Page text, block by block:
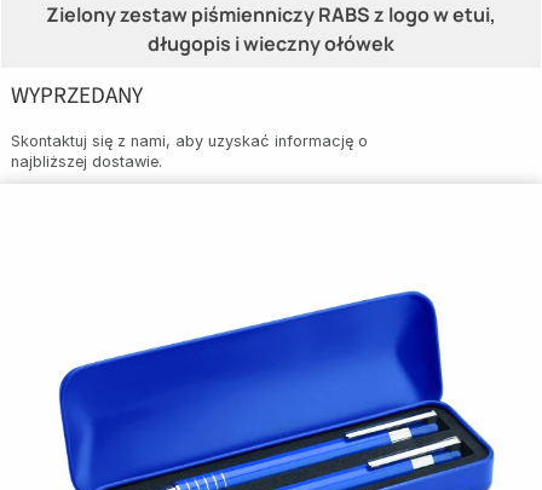
Zielony zestaw piśmienniczy RABS z logo w etui,
długopis i wieczny ołówek
WYPRZEDANY
Skontaktuj się z nami, aby uzyskać informację o
najbliższej dostawie.